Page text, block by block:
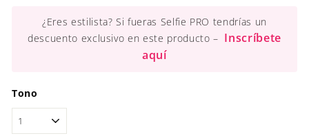
¿Eres estilista? Si fueras Selfie PRO tendrías un
descuento exclusivo en este producto – Inscríbete
aquí
Tono